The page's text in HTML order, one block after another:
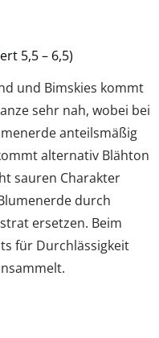
5,5 – 6,5)
und Bimskies kommt
sehr nah, wobei bei
anteilsmäßig
alternativ Blähton
sauren Charakter
durch
ersetzen. Beim
für Durchlässigkeit